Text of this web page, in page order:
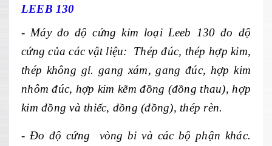
LEEB 130
- Máy đo độ cứng kim loại Leeb 130đo độ
cứng của các vật liệu: Thép đúc, thép hợp kim,
thép không gỉ. gang xám, gang đúc, hợp kim
nhôm đúc, hợp kim kẽm đồng (đồng thau), hợp
kim đồng và thiếc, đồng (đồng), thép rèn.
- Đo độ cứng vòng bi và các bộ phận khác.